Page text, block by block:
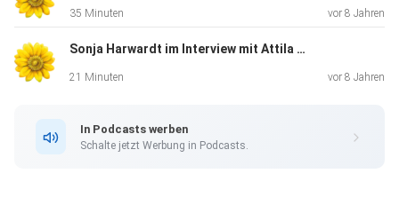
35 Minuten vor 8 Jahren
Sonja Harwardt im Interview mit Attila Budai 08.02.2018
21 Minuten vor 8 Jahren
In Podcasts werben
Schalte jetzt Werbung in Podcasts.